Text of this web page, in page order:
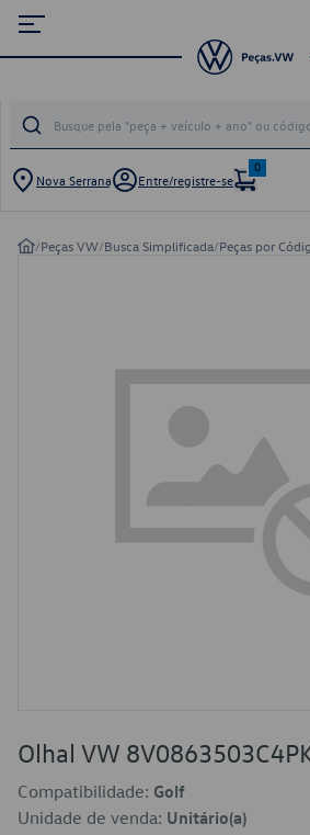
Nova Serrana Entre/registre-se
0
/Peças VW/Busca Simplificada/Peças por
Olhal VW
Compatibilidade: Golf
Unidade de venda: Unitário(a)